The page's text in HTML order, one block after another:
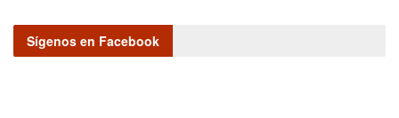
Sígenos en Facebook